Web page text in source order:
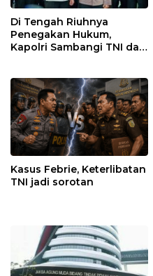
Di Tengah Riuhnya
Penegakan Hukum,
Kapolri Sambangi TNI dan
Kasus Febrie, Keterlibatan
TNI jadi sorotan